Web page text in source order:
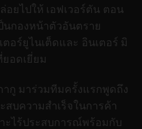
อยไปให้ เอฟเวอร์ตัน ตอน
นกองหน้าตัวอันตราย
ตอร์ยูไนเต็ดและ อินเตอร์ มิ
อดเยี่ยม
ากู มาร่วมทีมครั้งแรกพูดถึง
บความสำเร็จในการค้า
ะไร้ประสบการณ์พร้อมกับ